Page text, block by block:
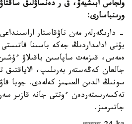
ولجاس ابىشيەۆ، ق ر دەنساۋلىق
ورىنباسارى:
- دارىگەرلەر مەن ناۋقاستار
بۇنى ادامداردىڭ جەكە باسىنا
ەمەس، قىزمەت ساپاسىن باقىلاۋ
جالعان كەڭەستەر بەرىلىپ،
سونىڭ الدىن العىمىز كەلەدى. جوبا
تەكسەرىستەردەن ءوتتى جانە قازىر
جاتىرمىز.